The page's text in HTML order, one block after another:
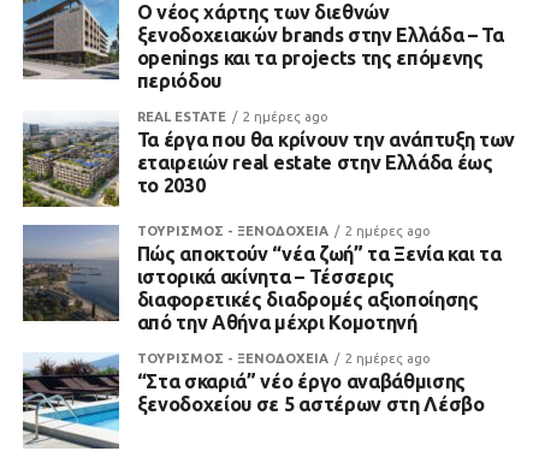
Ο νέος χάρτης των διεθνών
ξενοδοχειακών brands στην Ελλάδα – Τα
openings και τα projects της επόμενης
περιόδου
REAL ESTATE 2 ημέρες ago
Τα έργα που θα κρίνουν την ανάπτυξη των
εταιρειών real estate στην Ελλάδα έως
το 2030
ΤΟΥΡΙΣΜΟΣ - ΞΕΝΟΔΟΧΕΙΑ 2 ημέρες ago
Πώς αποκτούν “νέα ζωή” τα Ξενία και τα
ιστορικά ακίνητα – Τέσσερις
διαφορετικές διαδρομές αξιοποίησης
από την Αθήνα μέχρι Κομοτηνή
ΤΟΥΡΙΣΜΟΣ - ΞΕΝΟΔΟΧΕΙΑ 2 ημέρες ago
“Στα σκαριά” νέο έργο αναβάθμισης
ξενοδοχείου σε 5 αστέρων στη Λέσβο